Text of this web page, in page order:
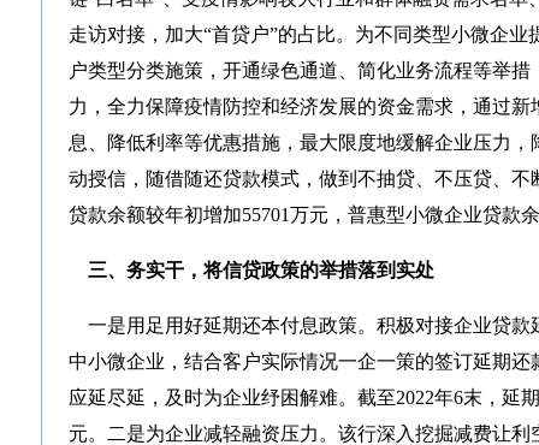
走访对接，加大“首贷户”的占比。为不同类型小微企
户类型分类施策，开通绿色通道、简化业务流程等举
力，全力保障疫情防控和经济发展的资金需求，通过
息、降低利率等优惠措施，最大限度地缓解企业压力
动授信，随借随还贷款模式，做到不抽贷、不压贷、不
贷款余额较年初增加55701万元，普惠型小微企业贷款
三、务实干，将信贷政策的举措落到实处
一是用足用好延期还本付息政策。积极对接企业贷款
中小微企业，结合客户实际情况一企一策的签订延期
应延尽延，及时为企业纾困解难。截至2022年6末，延
元。二是为企业减轻融资压力。该行深入挖掘减费让